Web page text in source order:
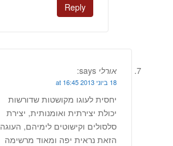
Reply
אורלי says:
18 ביוני 2013 at 16:45
יחסית לעוגו מקושטות שדורשות
יכולת יצירתית ואומנותית, יצירת
סלסולים וקישוטים לימיהם, העוגה
הזאת נראית יפה ומאוד מרשימה